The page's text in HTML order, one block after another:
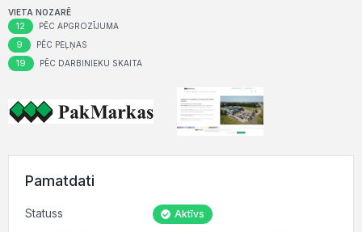
VIETA NOZARĒ
12 PĒC APGROZĪJUMA
9 PĒC PEĻŅAS
19 PĒC DARBINIEKU SKAITA
Pamatdati
Statuss Aktīvs